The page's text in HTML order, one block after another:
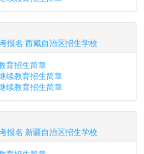
报名 西藏自治区招生学校
育招生简章
续教育招生简章
续教育招生简章
报名 新疆自治区招生学校